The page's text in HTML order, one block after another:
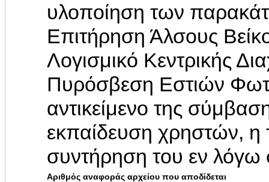
υλοποίηση των
Επιτήρηση Άλσους
Λογισμικό Κεντρικής
Πυρόσβεση Εστιών
αντικείμενο της
εκπαίδευση χρηστών, η
συντήρηση του εν λόγω
Αριθμός αναφοράς αρχείου που αποδίδεται